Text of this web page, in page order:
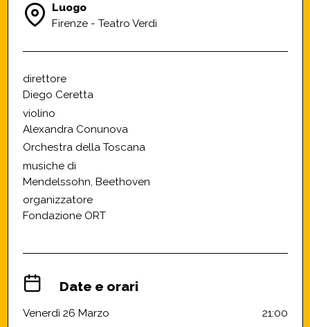
Luogo
Firenze - Teatro Verdi
direttore
Diego Ceretta
violino
Alexandra Conunova
Orchestra della Toscana
musiche di
Mendelssohn, Beethoven
organizzatore
Fondazione ORT
Date e orari
Venerdì 26 Marzo
21:00